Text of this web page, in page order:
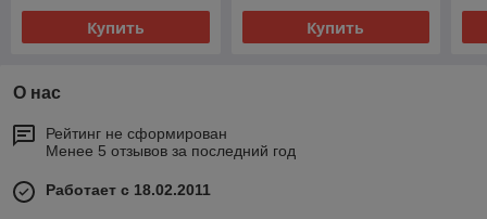
Купить Купить
О нас
Рейтинг не сформирован
Менее 5 отзывов за последний год
Работает с 18.02.2011